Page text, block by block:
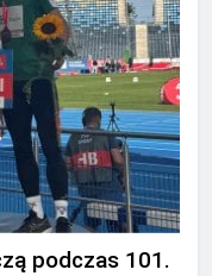
podczas 101.